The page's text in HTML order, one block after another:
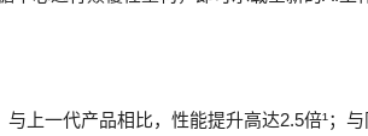
与上一代产品相比，性能提升高达2.5倍¹；